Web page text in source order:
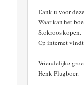
Dank u voor
Waar kan het
Stokroos kopen.
Op internet
Vriendelijke
Henk Plugboer.